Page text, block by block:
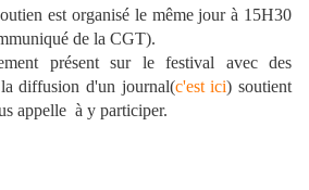
est organisé le même jour à 15H30
de la CGT).
présent sur le festival avec des
diffusion d'un journal(c'est ici) soutient
appelle à y participer.